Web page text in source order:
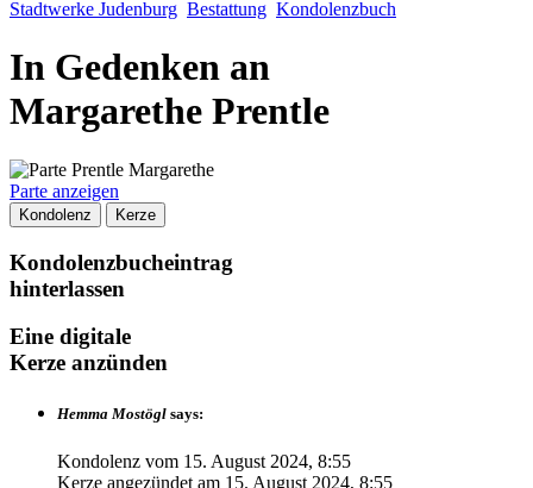
Stadtwerke Judenburg Bestattung Kondolenzbuch
In Gedenken an
Margarethe Prentle
Parte anzeigen
Kondolenz Kerze
Kondolenzbucheintrag
hinterlassen
Eine digitale
Kerze anzünden
Hemma Mostögl says:
Kondolenz vom 15. August 2024, 8:55
Kerze angezündet am 15. August 2024, 8:55